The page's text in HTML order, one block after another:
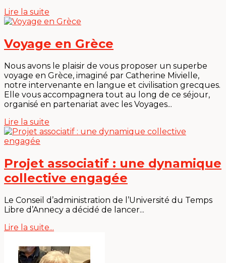
Lire la suite
Voyage en Grèce
Nous avons le plaisir de vous proposer un superbe
voyage en Grèce, imaginé par Catherine Mivielle,
notre intervenante en langue et civilisation grecques.
Elle vous accompagnera tout au long de ce séjour,
organisé en partenariat avec les Voyages...
Lire la suite
Projet associatif : une dynamique
collective engagée
Le Conseil d’administration de l’Université du Temps
Libre d’Annecy a décidé de lancer...
Lire la suite...